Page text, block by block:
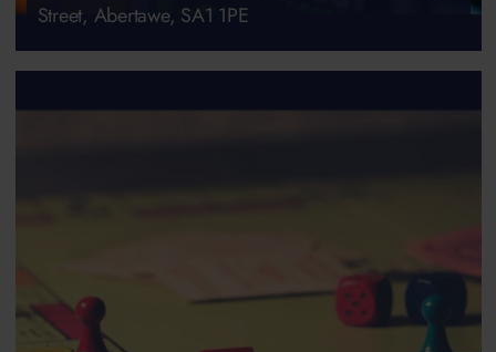
Street, Abertawe, SA1 1PE